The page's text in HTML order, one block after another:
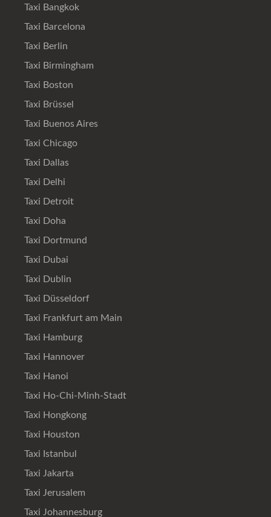
Taxi Bangkok
Taxi Barcelona
Taxi Berlin
Taxi Birmingham
Taxi Boston
Taxi Brüssel
Taxi Buenos Aires
Taxi Chicago
Taxi Dallas
Taxi Delhi
Taxi Detroit
Taxi Doha
Taxi Dortmund
Taxi Dubai
Taxi Dublin
Taxi Düsseldorf
Taxi Frankfurt am Main
Taxi Hamburg
Taxi Hannover
Taxi Hanoi
Taxi Ho-Chi-Minh-Stadt
Taxi Hongkong
Taxi Houston
Taxi Istanbul
Taxi Jakarta
Taxi Jerusalem
Taxi Johannesburg